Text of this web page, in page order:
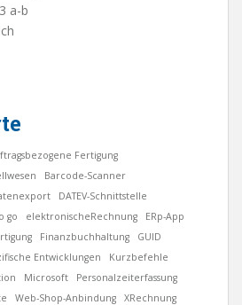
a-b
Fertigung
Barcode-Scanner
DATEV-Schnittstelle
go elektronischeRechnung
ERp-App
Finanzbuchhaltung
GUID
Entwicklungen
Kurzbefehle
Microsoft
Personalzeiterfassung
Web-Shop-Anbindung
XRechnung